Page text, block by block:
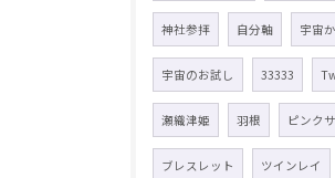
神社参拝 自分軸 宇宙
宇宙のお試し 33333
瀬織津姫 羽根 ピンク
ブレスレット ツインレイ